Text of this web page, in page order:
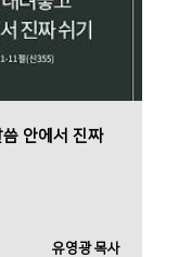
안에서 진짜
유영광 목사